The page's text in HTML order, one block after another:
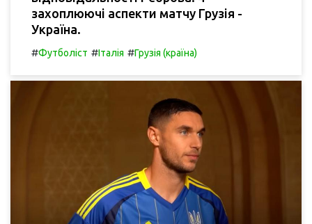
захоплюючі аспекти матчу Грузія -
Україна.
#Футболіст #Італія #Грузія (країна)